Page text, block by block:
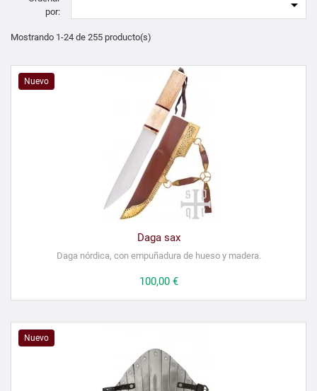
por:

Mostrando 1-24 de 255 producto(s)
Nuevo
Daga sax
Daga nórdica, con empuñadura de hueso y madera.
Precio
100,00 €
Nuevo